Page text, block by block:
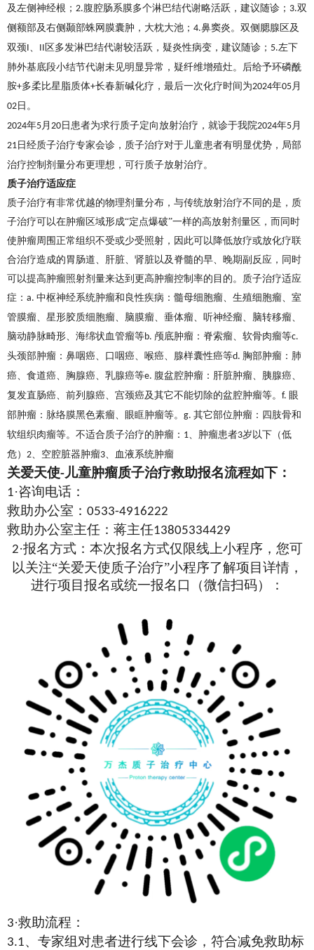
及左侧神经根； 2.腹腔肠系膜多个淋巴结代谢略活跃，建议随诊； 3.双
侧额部及右侧颞部蛛网膜囊肿，大枕大池； 4.鼻窦炎。双侧腮腺区及
双颈I、 II 区多发淋巴结代谢较活跃，疑炎性病变，建议随诊； 5.左下
肺外基底段小结节代谢未见明显异常，疑纤维增殖灶。后给予环磷酰
胺+多柔比星脂质体+长春新碱化疗，最后一次化疗时间为2024年05月
02 日。
2024年5月 20 日患者为求行质子定向放射治疗，就诊于我院2024年5月
21 日经质子治疗专家会诊，质子治疗对于儿童患者有明显优势，局部
治疗控制剂量分布更理想，可行质子放射治疗。
质子治疗适应症
质子治疗有非常优越的物理剂量分布，与传统放射治疗不同的是，质
子治疗可以在肿瘤区域形成“定点爆破”一样的高放射剂量区，而同时
使肿瘤周围正常组织不受或少受照射，因此可以降低放疗或放化疗联
合治疗造成的胃肠道、肝脏、肾脏以及脊髓的早、晚期副反应，同时
可以提高肿瘤照射剂量来达到更高肿瘤控制率的目的。质子治疗适应
症： a. 中枢神经系统肿瘤和良性疾病：髓母细胞瘤、生殖细胞瘤、室
管膜瘤、星形胶质细胞瘤、脑膜瘤、垂体瘤、听神经瘤、脑转移瘤、
脑动静脉畸形、海绵状血管瘤等b. 颅底肿瘤：脊索瘤、软骨肉瘤等c.
头颈部肿瘤：鼻咽癌、口咽癌、喉癌、腺样囊性癌等d. 胸部肿瘤：肺
癌、食道癌、胸腺癌、乳腺癌等e. 腹盆腔肿瘤：肝脏肿瘤、胰腺癌、
复发直肠癌、前列腺癌、宫颈癌及其它不能切除的盆腔肿瘤等。 f. 眼
部肿瘤：脉络膜黑色素瘤、眼眶肿瘤等。 g. 其它部位肿瘤：四肢骨和
软组织肉瘤等。不适合质子治疗的肿瘤： 1、肿瘤患者3岁以下（低
危） 2、空腔脏器肿瘤3、血液系统肿瘤
关爱天使-儿童肿瘤质子治疗救助报名流程如下：
1·咨询电话：
救助办公室： 0533-4916222
救助办公室主任：蒋主任13805334429
2·报名方式：本次报名方式仅限线上小程序，您可
以关注“关爱天使质子治疗”小程序了解项目详情，
进行项目报名或统一报名口（微信扫码）：
3·救助流程：
3.1、专家组对患者进行线下会诊，符合减免救助标